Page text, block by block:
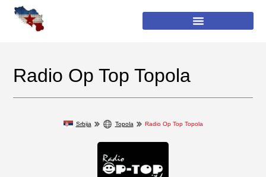
Radio Op Top Topola
Srbija Topola Radio Op Top Topola